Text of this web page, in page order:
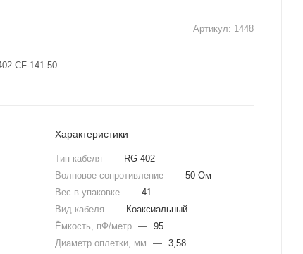
Артикул: 1448
CF-141-50
Характеристики
Тип кабеля —
RG-402
Волновое сопротивление — 50 Ом
Вес в упаковке — 41
Вид кабеля
—
Коаксиальный
Ёмкость, пФ/метр — 95
Диаметр оплетки, мм
— 3,58